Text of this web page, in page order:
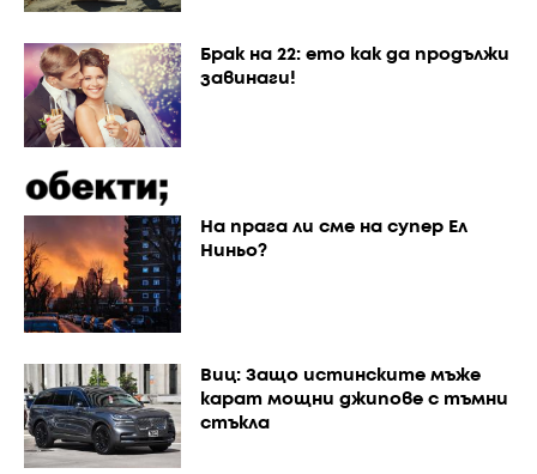
Брак на 22: ето как да продължи
завинаги!
На прага ли сме на супер Ел
Ниньо?
Виц: Защо истинските мъже
карат мощни джипове с тъмни
стъкла